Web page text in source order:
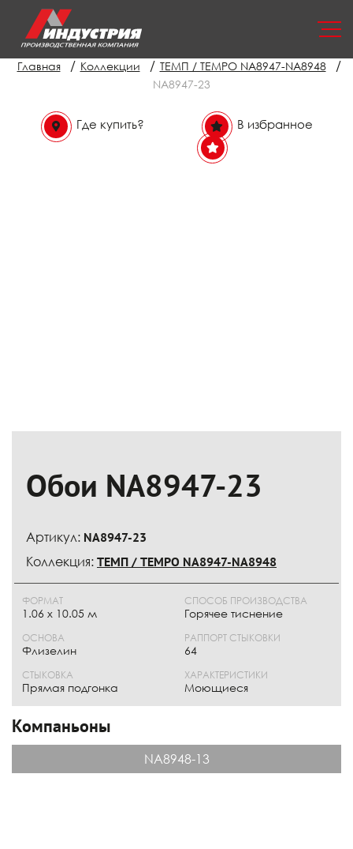
Главная / Коллекции / ТЕМП / TEMPO NA8947-NA8948 /
NA8947-23
Где купить? В избранное
Обои NA8947-23
Артикул: NA8947-23
Коллекция: ТЕМП / TEMPO NA8947-NA8948
ФОРМАТ
1.06 х 10.05 м
ОСНОВА
Флизелин
СПОСОБ ПРОИЗВОДСТВА
Горячее тиснение
РАППОРТ СТЫКОВКИ
64
СТЫКОВКА
Прямая подгонка
ХАРАКТЕРИСТИКИ
Моющиеся
Компаньоны
NA8948-13